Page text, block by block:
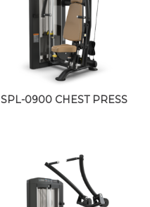
SPL-0900 CHEST PRESS